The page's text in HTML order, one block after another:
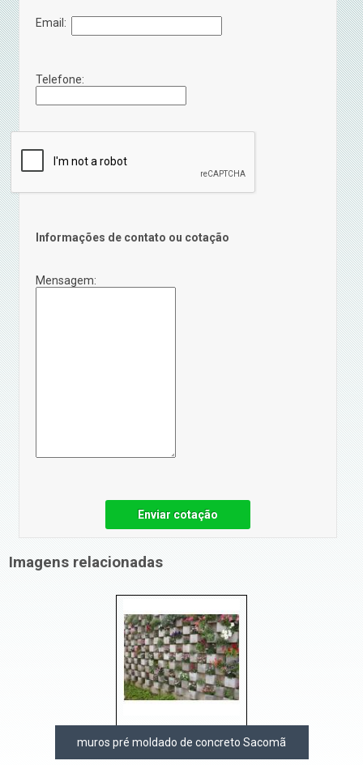
Email:
Telefone:
Informações de contato ou cotação
Mensagem:
Enviar cotação
Imagens relacionadas
muros pré moldado de concreto Sacomã